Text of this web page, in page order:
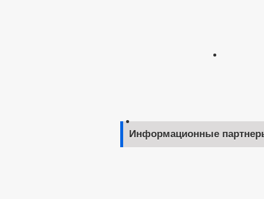
Информационные